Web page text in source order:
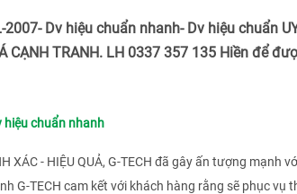
Dv hiệu chuẩn nhanh- Dv hiệu chuẩn
CẠNH TRANH. LH 0337 357 135 Hiền để
hiệu chuẩn nhanh
- HIỆU QUẢ, G-TECH đã gây ấn tượng mạnh
G-TECH cam kết với khách hàng rằng sẽ phục vụ